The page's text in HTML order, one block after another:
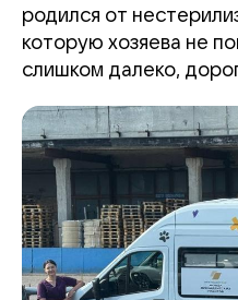
родился от
которую хозяева не
слишком далеко,